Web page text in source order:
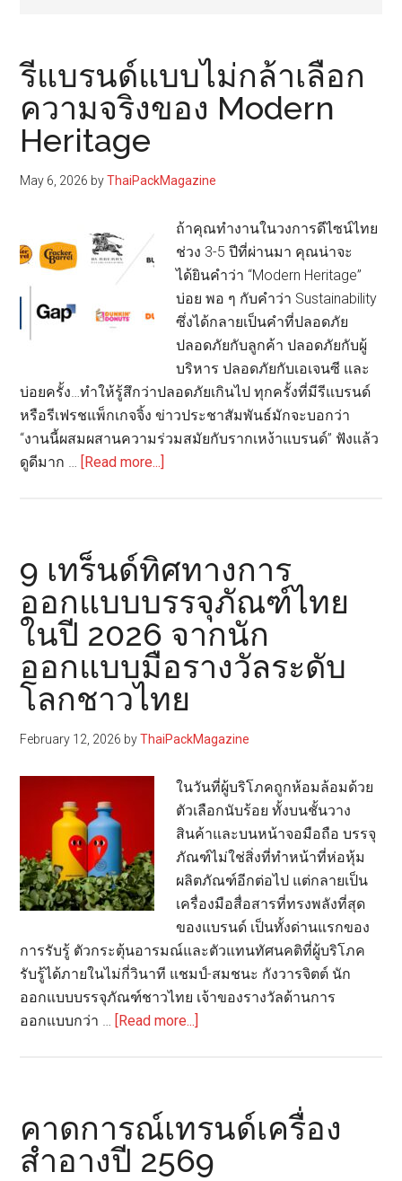
รีแบรนด์แบบไม่กล้าเลือก
ความจริงของ Modern
Heritage
May 6, 2026 byThaiPackMagazine
ถ้าคุณทำงานในวงการดีไซน์ไทย
ช่วง 3-5 ปีที่ผ่านมา คุณน่าจะ
ได้ยินคำว่า “Modern Heritage”
บ่อย พอ ๆ กับคำว่า Sustainability
ซึ่งได้กลายเป็นคำที่ปลอดภัย
ปลอดภัยกับลูกค้า ปลอดภัยกับผู้
บริหาร ปลอดภัยกับเอเจนซี และ
บ่อยครั้ง…ทำให้รู้สึกว่าปลอดภัยเกินไป ทุกครั้งที่มีรีแบรนด์
หรือรีเฟรชแพ็กเกจจิ้ง ข่าวประชาสัมพันธ์มักจะบอกว่า
“งานนี้ผสมผสานความร่วมสมัยกับรากเหง้าแบรนด์” ฟังแล้ว
ดูดีมาก …
[Read more...]
กล้า
เลือก
ความ
จริง
ของ
Modern
9 เทร็นด์ทิศทางการ
ออกแบบบรรจุภัณฑ์ไทย
ในปี 2026 จากนัก
ออกแบบมือรางวัลระดับ
โลกชาวไทย
February 12, 2026 byThaiPackMagazine
ในวันที่ผู้บริโภคถูกห้อมล้อมด้วย
ตัวเลือกนับร้อย ทั้งบนชั้นวาง
สินค้าและบนหน้าจอมือถือ บรรจุ
ภัณฑ์ไม่ใช่สิ่งที่ทำหน้าที่ห่อหุ้ม
ผลิตภัณฑ์อีกต่อไป แต่กลายเป็น
เครื่องมือสื่อสารที่ทรงพลังที่สุด
ของแบรนด์ เป็นทั้งด่านแรกของ
การรับรู้ ตัวกระตุ้นอารมณ์และตัวแทนทัศนคติที่ผู้บริโภค
รับรู้ได้ภายในไม่กี่วินาที แชมป์-สมชนะ กังวารจิตต์ นัก
ออกแบบบรรจุภัณฑ์ชาวไทย เจ้าของรางวัลด้านการ
ออกแบบกว่า …
[Read more...]
การ
ออกแบบ
คาดการณ์เทรนด์เครื่อง
สำอางปี 2569